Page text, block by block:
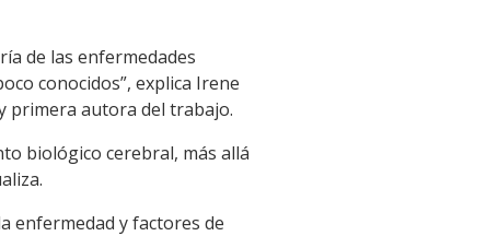
de las enfermedades
conocidos”, explica Irene
primera autora del trabajo.
biológico cerebral, más allá
enfermedad y factores de